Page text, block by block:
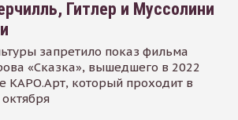
Гитлер и Муссолини
запретило показ фильма
«Сказка», вышедшего в 2022
КАРО.Арт, который проходит в